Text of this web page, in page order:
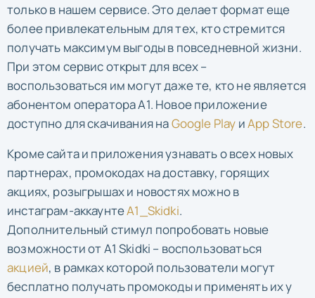
только в нашем сервисе. Это делает формат еще
более привлекательным для тех, кто стремится
получать максимум выгоды в повседневной жизни.
При этом сервис открыт для всех –
воспользоваться им могут даже те, кто не является
абонентом оператора А1. Новое приложение
доступно для скачивания наGoogle Play иApp Store.
Кроме сайта и приложения узнавать о всех новых
партнерах, промокодах на доставку, горящих
акциях, розыгрышах и новостях можно в
инстаграм-аккаунтеA1_Skidki.
Дополнительный стимул попробовать новые
возможности от A1 Skidki – воспользоваться
акцией, в рамках которой пользователи могут
бесплатно получать промокоды и применять их у